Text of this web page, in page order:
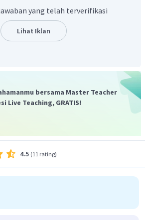
yang telah terverifikasi
Lihat Iklan
bersama Master Teacher
Live Teaching, GRATIS!
4.5 (11 rating)